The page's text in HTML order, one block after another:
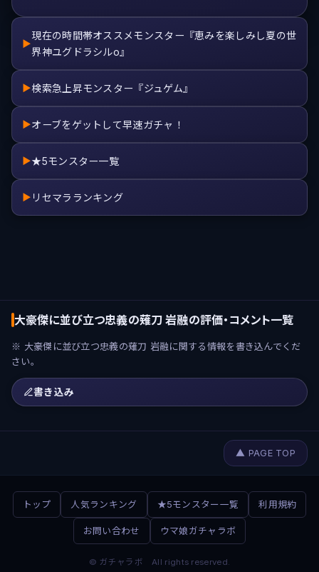
▶
現在の時間帯オススメモンスター『恵みを楽しみし夏の世
界神ユグドラシルo』
▶検索急上昇モンスター『ジュゲム』
▶オーブをゲットして早速ガチャ！
▶★5モンスター一覧
▶ リセマラランキング
大豪傑に並び立つ忠義の薙刀 岩融の評価・コメント一覧
※ 大豪傑に並び立つ忠義の薙刀 岩融に関する情報を書き込んでくだ
さい。
書き込み
▲ PAGE TOP
トップ 人気ランキング ★5モンスター一覧 利用規約
お問い合わせ ウマ娘ガチャラボ
© ガチャラボ All rights reserved.